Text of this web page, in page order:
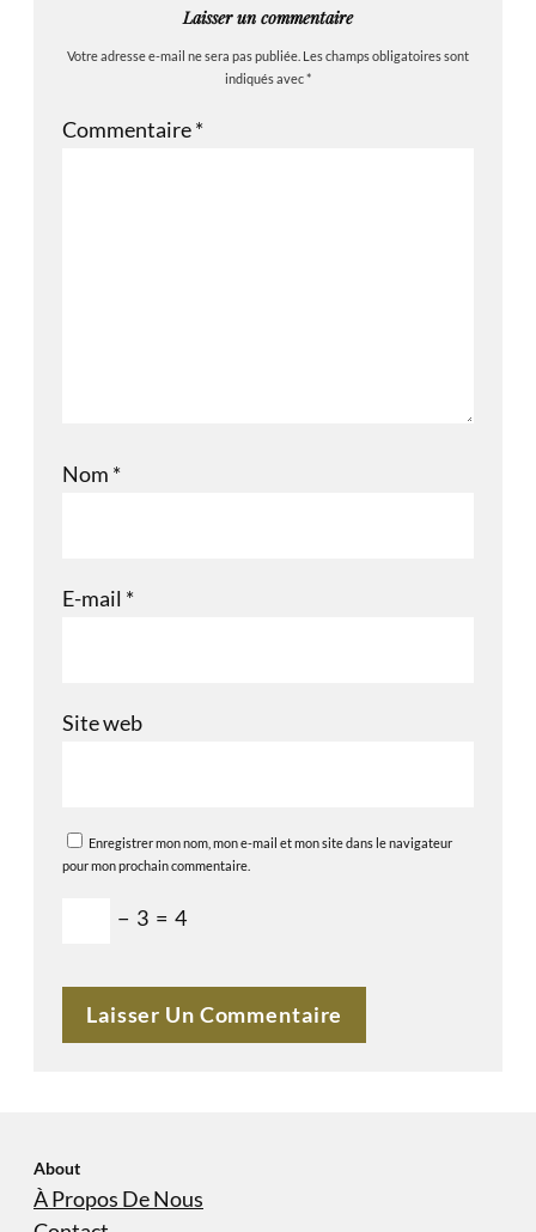
Laisser un commentaire
Votre adresse e-mail ne sera pas publiée. Les champs obligatoires sont
indiqués avec*
Commentaire*
Nom *
E-mail *
Site web
Enregistrer mon nom, mon e-mail et mon site dans le navigateur
pour mon prochain commentaire.
− 3 = 4
About
À Propos De Nous